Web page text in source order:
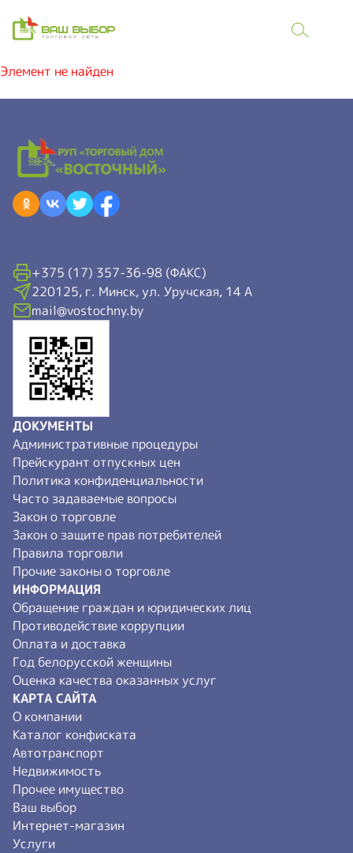
Элемент не найден
+375 (17) 357-36-98 (ФАКС)
220125, г. Минск, ул. Уручская, 14 А
mail@vostochny.by
ДОКУМЕНТЫ
Административные процедуры
Прейскурант отпускных цен
Политика конфиденциальности
Часто задаваемые вопросы
Закон о торговле
Закон о защите прав потребителей
Правила торговли
Прочие законы о торговле
ИНФОРМАЦИЯ
Обращение граждан и юридических лиц
Противодействие коррупции
Оплата и доставка
Год белорусской женщины
Оценка качества оказанных услуг
КАРТА САЙТА
О компании
Каталог конфиската
Автотранспорт
Недвижимость
Прочее имущество
Ваш выбор
Интернет-магазин
Услуги